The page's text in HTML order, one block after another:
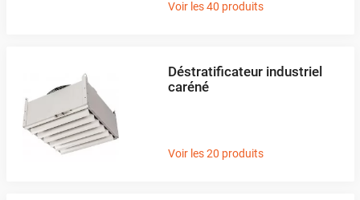
Voir les 40 produits
Déstratificateur industriel
caréné
Voir les 20 produits